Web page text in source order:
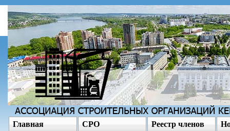
Главная СРО Реестр членов